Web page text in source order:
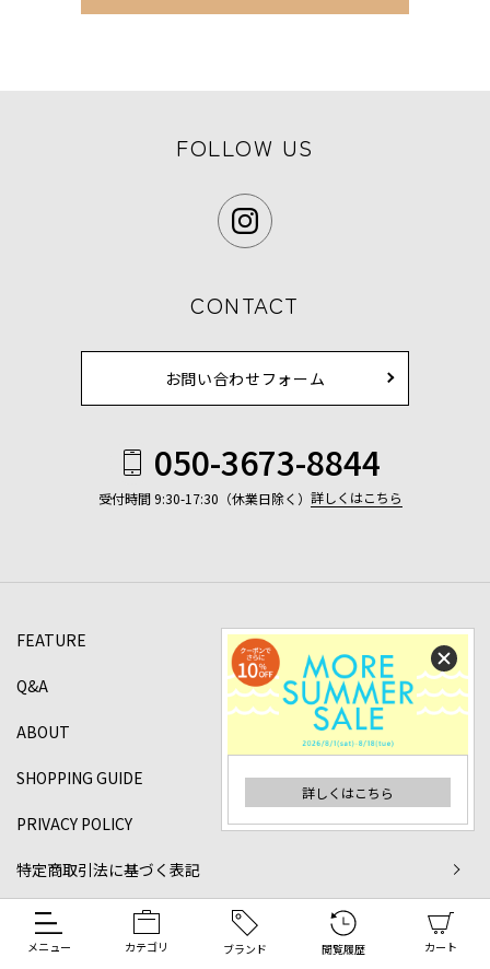
詳しくはこちら
メニュー カテゴリ ブランド 閲覧履歴 カート
FOLLOW US
CONTACT
お問い合わせフォーム
050-3673-8844
受付時間 9:30-17:30（休業日除く） 詳しくはこちら
FEATURE
Q&A
ABOUT
SHOPPING GUIDE
PRIVACY POLICY
特定商取引法に基づく表記
©2024 DANJO Co.,ltd All rights reserved.